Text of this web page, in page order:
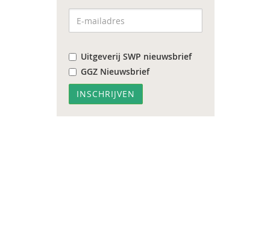
Uitgeverij SWP nieuwsbrief
GGZ Nieuwsbrief